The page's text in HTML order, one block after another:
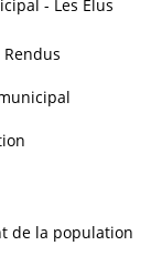
- Les Elus
de la population